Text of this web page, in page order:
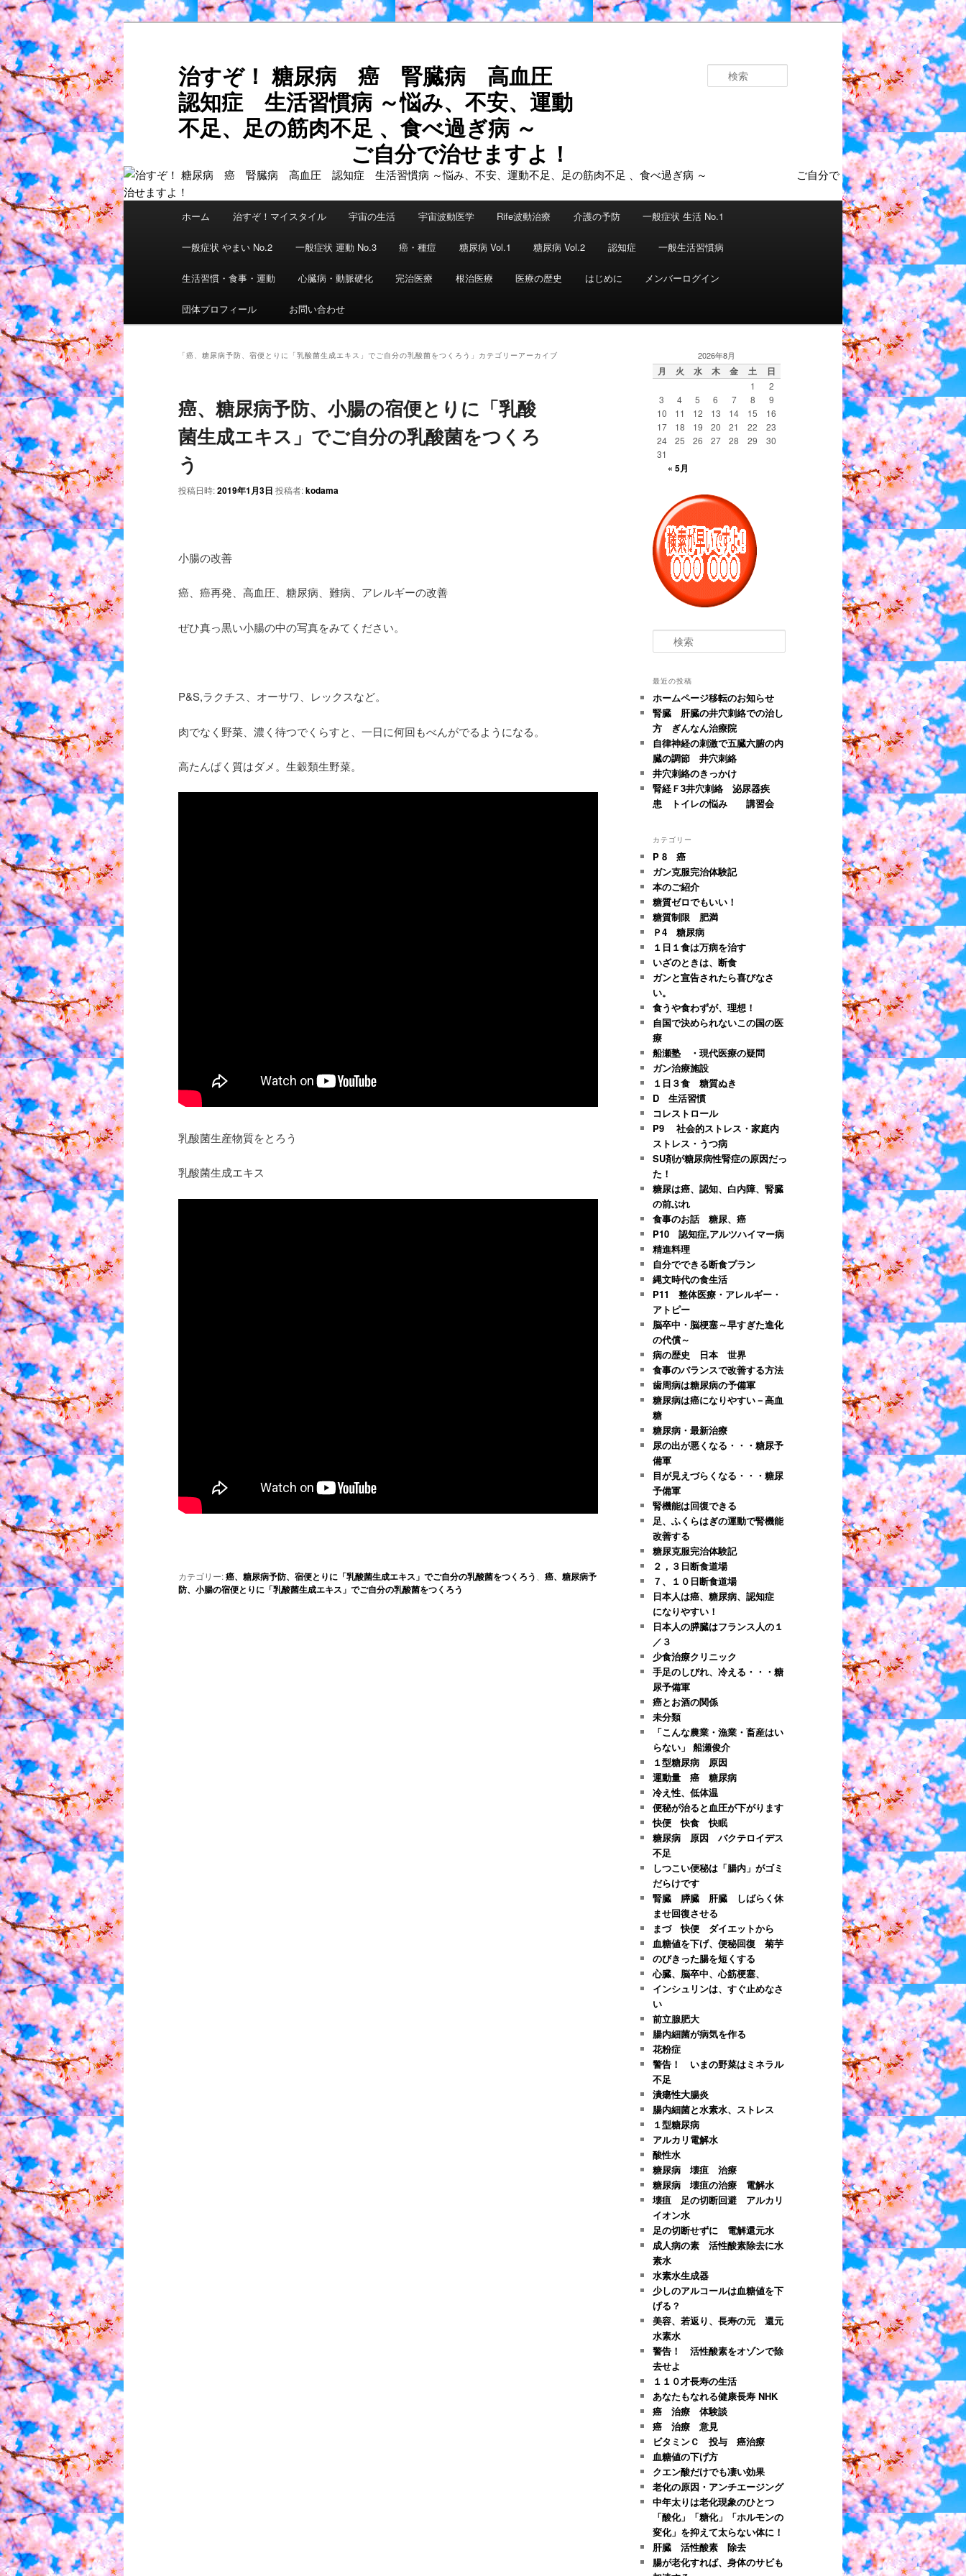
メ
イ
ン
コ
ン
テ
ン
ツ
へ
移
動
サ
ブ
コ
ン
テ
ン
ツ
へ
移
動
治すぞ！ 糖尿病 癌 腎臓病 高血圧
認知症 生活習慣病 ～悩み、不安、運動
不足、足の筋肉不足 、食べ過ぎ病 ～
ご自分で治せますよ！
ホーム 治すぞ！マイスタイル 宇宙の生活 宇宙波動医学 Rife波動治療 介護の予防 一般症状 生活 No.1
一般症状 やまい No.2 一般症状 運動 No.3 癌・種痘 糖尿病 Vol.1 糖尿病 Vol.2 認知症 一般生活習慣病
生活習慣・食事・運動 心臓病・動脈硬化 完治医療 根治医療 医療の歴史 はじめに メンバーログイン
団体プロフィール お問い合わせ
「癌、糖尿病予防、宿便とりに「乳酸菌生成エキス」でご自分の乳酸菌をつくろう 」カテゴリーアーカイブ
癌、糖尿病予防、小腸の宿便とりに「乳酸
菌生成エキス」でご自分の乳酸菌をつくろ
う
投稿日時:2019年1月3日 投稿者:kodama
小腸の改善
癌、癌再発、高血圧、糖尿病、難病、アレルギーの改善
ぜひ真っ黒い小腸の中の写真をみてください。
P&S,ラクチス、オーサワ、レックスなど。
肉でなく野菜、濃く待つでくらすと、一日に何回もべんがでるようになる。
高たんぱく質はダメ。生穀類生野菜。
乳酸菌生産物質をとろう
乳酸菌生成エキス
カテゴリー:癌、糖尿病予防、宿便とりに「乳酸菌生成エキス」でご自分の乳酸菌をつくろう
癌、糖尿病予
防、小腸の宿便とりに「乳酸菌生成エキス」でご自分の乳酸菌をつくろう
2026年8月
月 火 水 木 金 土 日
1
2
3
4 5 6 7 8
9
10
11 12 13 14 15
16
17
18 19 20 21 22
23
24
25 26 27 28 29
30
31
« 5月
索
最近の投稿
ホームページ移転のお知らせ
腎臓 肝臓の井穴刺絡での治し
方 ぎんなん治療院
自律神経の刺激で五臓六腑の内
臓の調節 井穴刺絡
井穴刺絡のきっかけ
腎経Ｆ3井穴刺絡 泌尿器疾
患 トイレの悩み 講習会
カテゴリー
P 8 癌
ガン克服完治体験記
本のご紹介
糖質ゼロでもいい！
糖質制限 肥満
Ｐ4 糖尿病
１日１食は万病を治す
いざのときは、断食
ガンと宣告されたら喜びなさ
い。
食うや食わずが、理想！
自国で決められないこの国の医
療
船瀬塾 ・現代医療の疑問
ガン治療施設
１日３食 糖質ぬき
D 生活習慣
コレストロール
P9 社会的ストレス・家庭内
ストレス・うつ病
SU剤が糖尿病性腎症の原因だっ
た！
糖尿は癌、認知、白内障、腎臓
の前ぶれ
食事のお話 糖尿、癌
P10 認知症,アルツハイマー病
精進料理
自分でできる断食プラン
縄文時代の食生活
P11 整体医療・アレルギー・
アトピー
脳卒中・脳梗塞～早すぎた進化
の代償～
病の歴史 日本 世界
食事のバランスで改善する方法
歯周病は糖尿病の予備軍
糖尿病は癌になりやすい－高血
糖
糖尿病・最新治療
尿の出が悪くなる・・・糖尿予
備軍
目が見えづらくなる・・・糖尿
予備軍
腎機能は回復できる
足、ふくらはぎの運動で腎機能
改善する
糖尿克服完治体験記
２，３日断食道場
７、１０日断食道場
日本人は癌、糖尿病、認知症
になりやすい！
日本人の膵臓はフランス人の１
／３
少食治療クリニック
手足のしびれ、冷える・・・糖
尿予備軍
癌とお酒の関係
未分類
「こんな農業・漁業・畜産はい
らない」 船瀬俊介
１型糖尿病 原因
運動量 癌 糖尿病
冷え性、低体温
便秘が治ると血圧が下がります
快便 快食 快眠
糖尿病 原因 バクテロイデス
不足
しつこい便秘は「腸内」がゴミ
だらけです
腎臓 膵臓 肝臓 しばらく休
ませ回復させる
まづ 快便 ダイエットから
血糖値を下げ、便秘回復 菊芋
のびきった腸を短くする
心臓、脳卒中、心筋梗塞、
インシュリンは、すぐ止めなさ
い
前立腺肥大
腸内細菌が病気を作る
花粉症
警告！ いまの野菜はミネラル
不足
潰瘍性大腸炎
腸内細菌と水素水、ストレス
１型糖尿病
アルカリ電解水
酸性水
糖尿病 壊疽 治療
糖尿病 壊疽の治療 電解水
壊疽 足の切断回避 アルカリ
イオン水
足の切断せずに 電解還元水
成人病の素 活性酸素除去に水
素水
水素水生成器
少しのアルコールは血糖値を下
げる？
美容、若返り、長寿の元 還元
水素水
警告！ 活性酸素をオゾンで除
去せよ
１１０才長寿の生活
あなたもなれる健康長寿 NHK
癌 治療 体験談
癌 治療 意見
ビタミンＣ 投与 癌治療
血糖値の下げ方
クエン酸だけでも凄い効果
老化の原因・アンチエージング
中年太りは老化現象のひとつ
「酸化」「糖化」「ホルモンの
変化」を抑えて太らない体に！
肝臓 活性酸素 除去
腸が老化すれば、身体のサビも